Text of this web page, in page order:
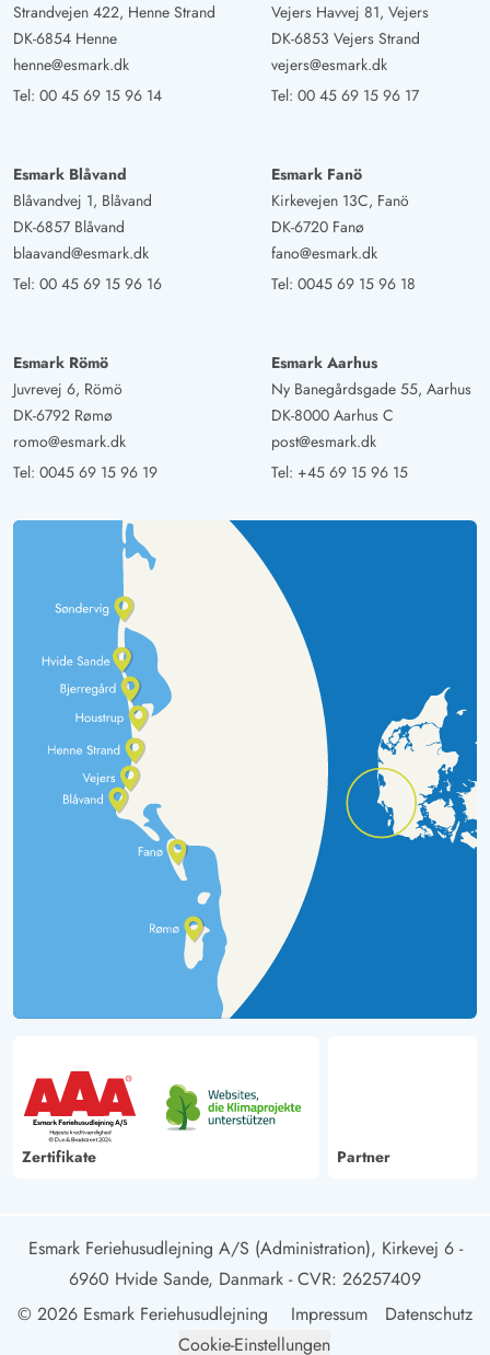
Strandvejen 422, Henne Strand
DK-6854 Henne
henne@esmark.dk
Tel: 00 45 69 15 96 14
Vejers Havvej 81, Vejers
DK-6853 Vejers Strand
vejers@esmark.dk
Tel: 00 45 69 15 96 17
Esmark Blåvand
Blåvandvej 1, Blåvand
DK-6857 Blåvand
blaavand@esmark.dk
Tel: 00 45 69 15 96 16
Esmark Fanö
Kirkevejen 13C, Fanö
DK-6720 Fanø
fano@esmark.dk
Tel: 0045 69 15 96 18
Esmark Römö
Juvrevej 6, Römö
DK-6792 Rømø
romo@esmark.dk
Tel: 0045 69 15 96 19
Esmark Aarhus
Ny Banegårdsgade 55, Aarhus
DK-8000 Aarhus C
post@esmark.dk
Tel: +45 69 15 96 15
Zertifikate Partner
Esmark Feriehusudlejning A/S (Administration), Kirkevej 6 -
6960 Hvide Sande, Danmark - CVR: 26257409
© 2026 Esmark Feriehusudlejning
Impressum
Datenschutz
Cookie-Einstellungen